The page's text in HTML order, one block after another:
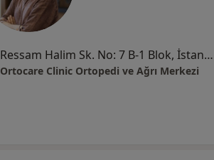
Ressam Halim Sk. No: 7 B-1 Blok, İstanbul
Ortocare Clinic Ortopedi ve Ağrı Merkezi